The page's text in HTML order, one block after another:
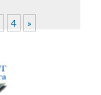
4 »